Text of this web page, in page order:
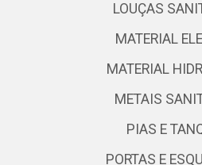
LOUÇAS
MATERIAL
MATERIAL
METAIS
PIAS E
PORTAS E